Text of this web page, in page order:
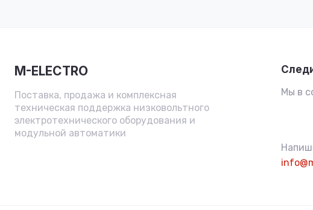
M-ELECTRO
Поставка, продажа и комплексная
техническая поддержка низковольтного
электротехнического оборудования и
модульной автоматики
Мы в